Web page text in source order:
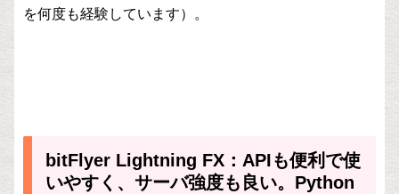
を何度も経験しています）。
bitFlyer Lightning FX：APIも便利で使
いやすく、サーバ強度も良い。Python